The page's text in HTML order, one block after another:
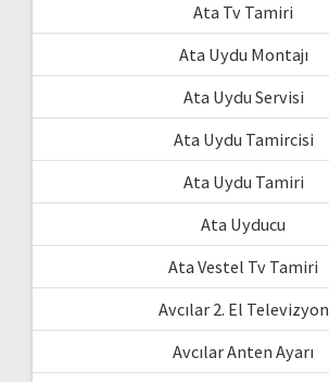
Ata Tv Tamiri
Ata Uydu Montajı
Ata Uydu Servisi
Ata Uydu Tamircisi
Ata Uydu Tamiri
Ata Uyducu
Ata Vestel Tv Tamiri
Avcılar 2. El Televizyon
Avcılar Anten Ayarı